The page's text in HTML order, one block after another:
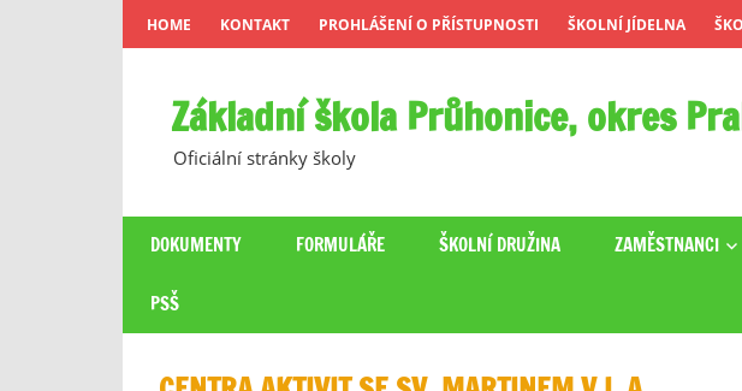
Skip
to
HOME KONTAKT PROHLÁŠENÍ O PŘÍSTUPNOSTI ŠKOLNÍ JÍDELNA
Základní škola Průhonice, okres
Oficiální stránky školy
DOKUMENTY FORMULÁŘE ŠKOLNÍ DRUŽINA ZAMĚSTNANCI
PSŠ